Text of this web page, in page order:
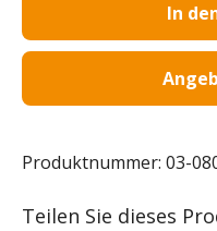
In
Produktnummer: 03-
Teilen Sie dieses